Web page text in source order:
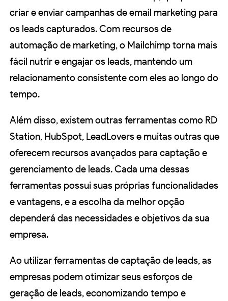
criar e enviar campanhas de email marketing para
os leads capturados. Com recursos de
automação de marketing, o Mailchimp torna mais
fácil nutrir e engajar os leads, mantendo um
relacionamento consistente com eles ao longo do
tempo.
Além disso, existem outras ferramentas como RD
Station, HubSpot, LeadLovers e muitas outras que
oferecem recursos avançados para captação e
gerenciamento de leads. Cada uma dessas
ferramentas possui suas próprias funcionalidades
e vantagens, e a escolha da melhor opção
dependerá das necessidades e objetivos da sua
empresa.
Ao utilizar ferramentas de captação de leads, as
empresas podem otimizar seus esforços de
geração de leads, economizando tempo e